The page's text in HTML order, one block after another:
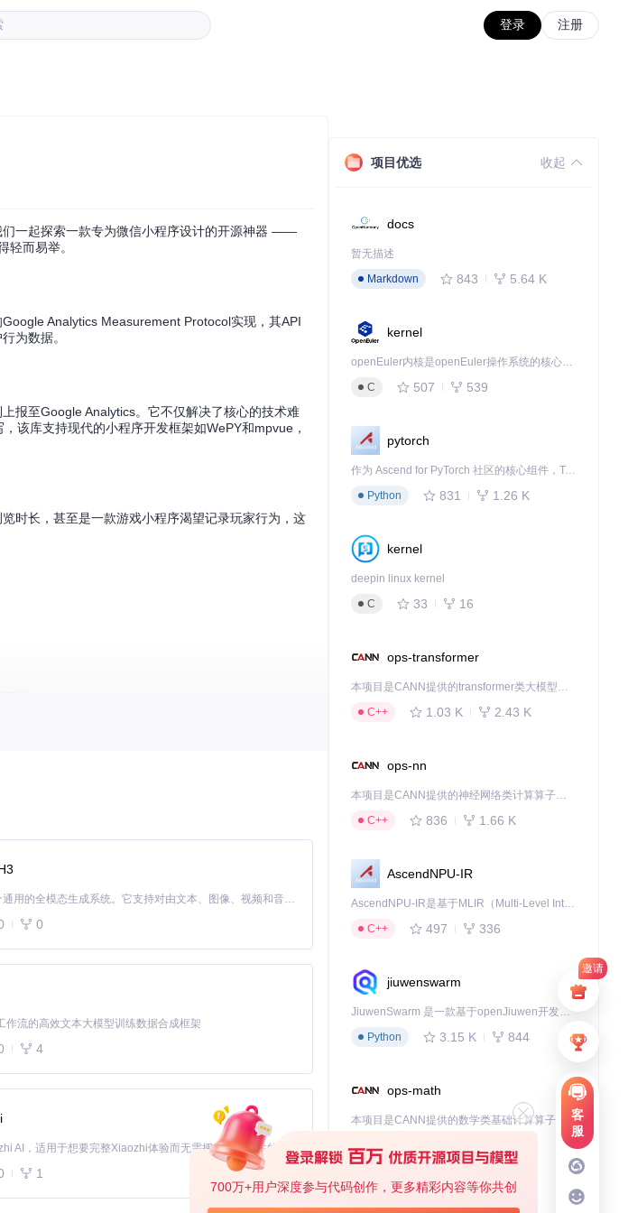
登录 注册
邀请
客
服
700万+用户深度参与代码创作，更多精彩内容等你共创
们一起探索一款专为微信小程序设计的开源神器 ——
轻而易举。
Analytics Measurement Protocol实现，其API
为数据。
报至Google Analytics。它不仅解决了核心的技术难
该库支持现代的小程序开发框架如WePY和mpvue，
时长，甚至是一款游戏小程序渴望记录玩家行为，这
名转发数据，确保数据传输的灵活性与安全性。
发者手中的利剑。这不仅仅是一个工具，更是打开小
MiniMax H3 是一个通用的全模态生成系统。它支持对由文本、图像、视频和音频组成的多模态上下文进行统一理解，并能生成分辨率高达 2K、时长可达 15 秒的带原生立体声音频的视频。得益于面向任务泛化的系统设计，H3 在预训练阶段就已具备广泛的多模态上下文理解与生成能力，能够出色地执行复杂的多模态指令。
0
作流的高效文本大模型训练数据合成框架
4
基于Python的Xiaozhi AI，适用于想要完整Xiaozhi体验而无需拥有专用硬件的用户。
1
项目优选 收起
docs
暂无描述
Markdown
843 5.64 K
kernel
openEuler内核是openEuler操作系统的核心，既是系统性能与稳定性的基石，也是连接处理器、设备与服务的桥梁。
C
507 539
pytorch
作为 Ascend for PyTorch 社区的核心组件，TorchNPU 是昇腾专为 PyTorch 打造的深度学习适配插件，使 PyTorch 框架能够直接调用昇腾 NPU，为开发者提供昇腾 AI 处理器的超强算力。
Python
831 1.26 K
kernel
deepin linux kernel
C
33 16
ops-transformer
本项目是CANN提供的transformer类大模型算子库，实现网络在NPU上加速计算。
C++
1.03 K 2.43 K
ops-nn
本项目是CANN提供的神经网络类计算算子库，实现网络在NPU上加速计算。
C++
836 1.66 K
AscendNPU-IR
AscendNPU-IR是基于MLIR（Multi-Level Intermediate Representation）构建的，面向昇腾亲和算子编译时使用的中间表示，提供昇腾完备表达能力，通过编译优化提升昇腾AI处理器计算效率，支持通过生态框架使能昇腾AI处理器与深度调优
C++
497 336
jiuwenswarm
JiuwenSwarm 是一款基于openJiuwen开发的智能AI Agent，它能够将大语言模型的强大能力，通过你日常使用的各类通讯应用，直接延伸至你的指尖。
Python
3.15 K 844
ops-math
C++
deveco-code